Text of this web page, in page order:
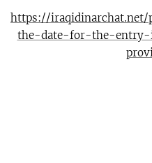
https://
the-date-for-the-